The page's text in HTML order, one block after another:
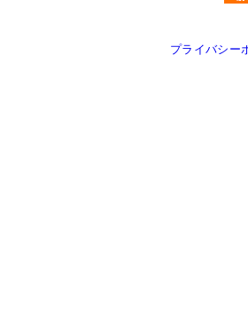
プライバシー